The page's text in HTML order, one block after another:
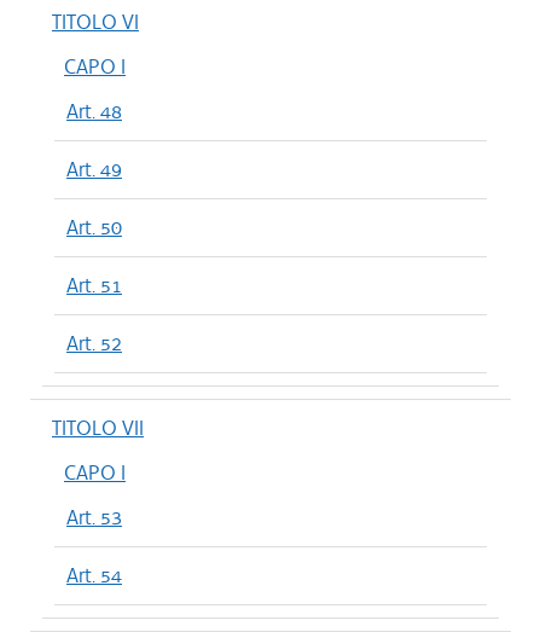
TITOLO VI
CAPO I
Art. 48
Art. 49
Art. 50
Art. 51
Art. 52
TITOLO VII
CAPO I
Art. 53
Art. 54